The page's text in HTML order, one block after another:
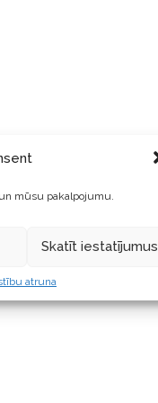
mūsu pakalpojumu.
Skatīt iestatījumus
atruna